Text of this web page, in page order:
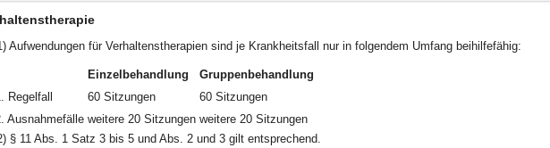
Aufwendungen für Verhaltenstherapien sind je Krankheitsfall nur in folgendem Umfang beihilfefähig:
Einzelbehandlung
Gruppenbehandlung
Regelfall
60 Sitzungen
60 Sitzungen
Ausnahmefälle weitere 20 Sitzungen weitere 20 Sitzungen
§ 11 Abs. 1 Satz 3 bis 5 und Abs. 2 und 3 gilt entsprechend.